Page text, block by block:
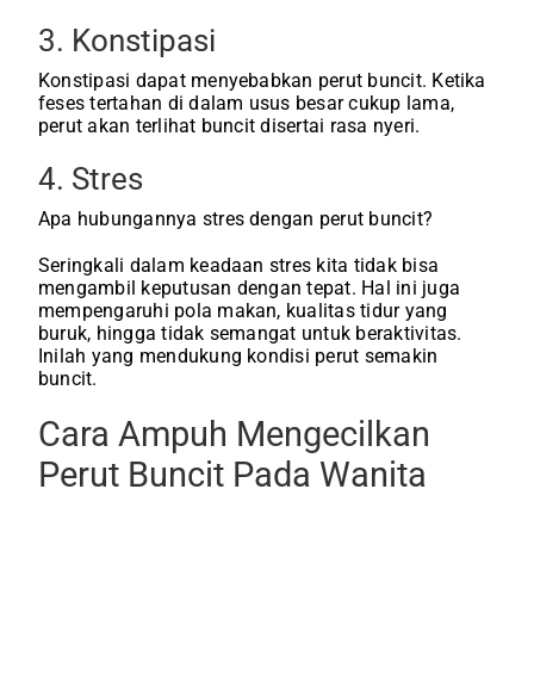
3. Konstipasi
Konstipasi dapat menyebabkan perut buncit. Ketika
feses tertahan di dalam usus besar cukup lama,
perut akan terlihat buncit disertai rasa nyeri.
4. Stres
Apa hubungannya stres dengan perut buncit?
Seringkali dalam keadaan stres kita tidak bisa
mengambil keputusan dengan tepat. Hal ini juga
mempengaruhi pola makan, kualitas tidur yang
buruk, hingga tidak semangat untuk beraktivitas.
Inilah yang mendukung kondisi perut semakin
buncit.
Cara Ampuh Mengecilkan
Perut Buncit Pada Wanita